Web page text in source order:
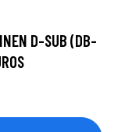
D-SUB (DB-